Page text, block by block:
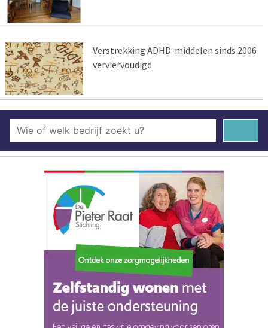
Verstrekking ADHD-middelen sinds 2006
verviervoudigd